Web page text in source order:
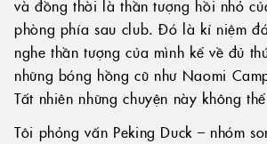
và đồng thời là thần tượng hồi nhỏ
phòng phía sau club. Đó là kỉ niệm
nghe thần tượng của mình kể về đủ
những bóng hồng cũ như Naomi
Tất nhiên những chuyện này không
Tôi phỏng vấn Peking Duck – nhóm